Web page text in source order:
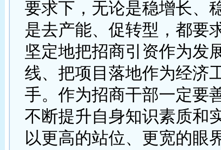
要求下，无论是稳增长、
是去产能、促转型，都要
坚定地把招商引资作为发
线、把项目落地作为经济
手。作为招商干部一定要
不断提升自身知识素质和
以更高的站位、更宽的眼